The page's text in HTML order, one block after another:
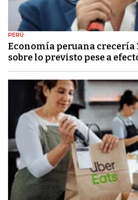
PERÚ
Economía peruana crecería
sobre lo previsto pese a